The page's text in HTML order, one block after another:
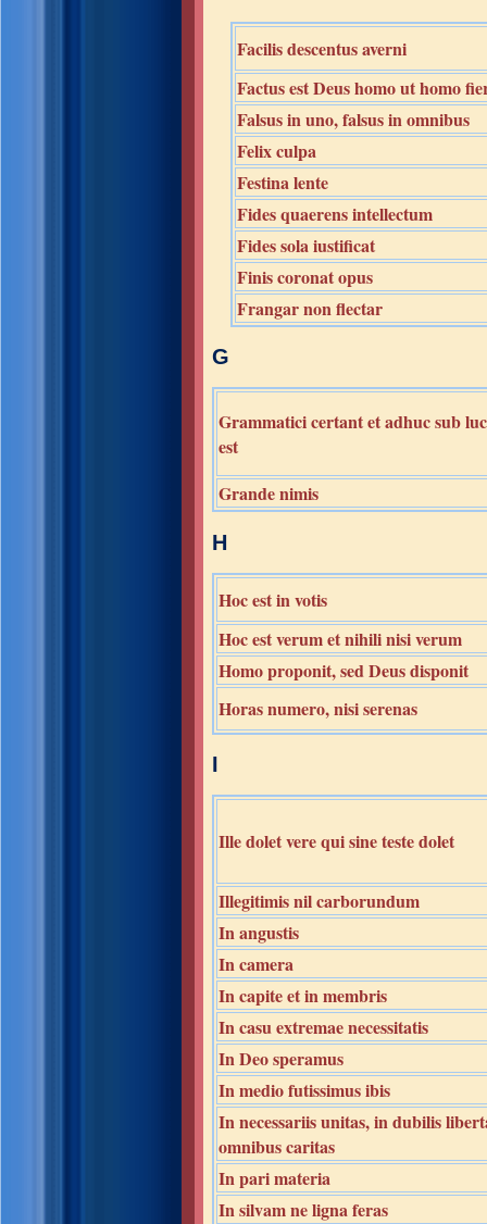
Facilis descentus averni
Factus est Deus homo ut homo
Falsus in uno, falsus in omnibus
Felix culpa
Festina lente
Fides quaerens intellectum
Fides sola iustificat
Finis coronat opus
Frangar non flectar
G
Grammatici certant et adhuc sub
est
Grande nimis
H
Hoc est in votis
Hoc est verum et nihili nisi verum
Homo proponit, sed Deus disponit
Horas numero, nisi serenas
I
Ille dolet vere qui sine teste dolet
Illegitimis nil carborundum
In angustis
In camera
In capite et in membris
In casu extremae necessitatis
In Deo speramus
In medio futissimus ibis
In necessariis unitas, in dubilis
omnibus caritas
In pari materia
In silvam ne ligna feras